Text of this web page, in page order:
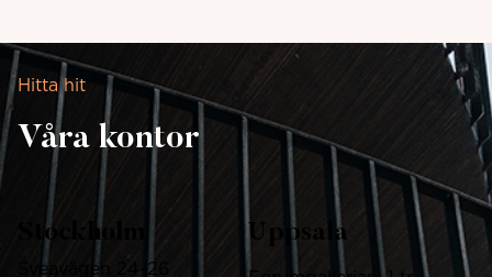
Hitta hit
Våra kontor
Stockholm
Sveavägen 24-26
Uppsala